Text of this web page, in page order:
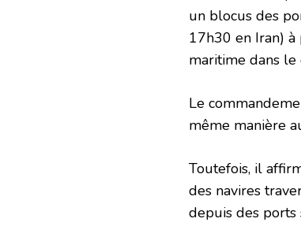
un blocus des
17h30 en Iran) à
maritime dans le
Le
même manière
Toutefois, il
des navires
depuis des ports